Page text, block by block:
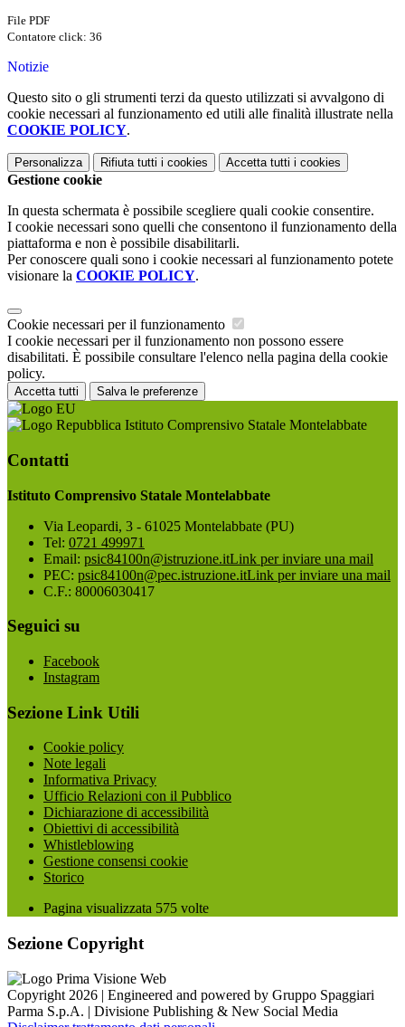
File PDF
Contatore click: 36
Notizie
Questo sito o gli strumenti terzi da questo utilizzati si avvalgono di
cookie necessari al funzionamento ed utili alle finalità illustrate nella
COOKIE POLICY.
Personalizza Rifiuta tutti i cookies Accetta tutti i cookies
Gestione cookie
In questa schermata è possibile scegliere quali cookie consentire.
I cookie necessari sono quelli che consentono il funzionamento della
piattaforma e non è possibile disabilitarli.
Per conoscere quali sono i cookie necessari al funzionamento potete
visionare la COOKIE POLICY.
Cookie necessari per il funzionamento
I cookie necessari per il funzionamento non possono essere
disabilitati. È possibile consultare l'elenco nella pagina della cookie
policy.
Accetta tutti Salva le preferenze
Istituto Comprensivo Statale Montelabbate
Contatti
Istituto Comprensivo Statale Montelabbate
Via Leopardi, 3 - 61025 Montelabbate (PU)
Tel: 0721 499971
Email: psic84100n@istruzione.itLink per inviare una mail
PEC: psic84100n@pec.istruzione.itLink per inviare una mail
C.F.: 80006030417
Seguici su
Facebook
Instagram
Sezione Link Utili
Cookie policy
Note legali
Informativa Privacy
Ufficio Relazioni con il Pubblico
Dichiarazione di accessibilità
Obiettivi di accessibilità
Whistleblowing
Gestione consensi cookie
Storico
Pagina visualizzata 575 volte
Sezione Copyright
Copyright 2026 | Engineered and powered by Gruppo Spaggiari
Parma S.p.A. | Divisione Publishing & New Social Media